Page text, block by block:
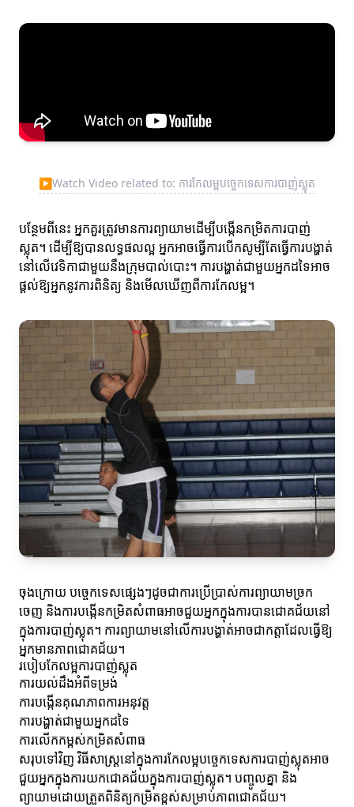
▶Watch Video related to: ការកែលម្អបច្ចេកទេសការបាញ់ស្លុត
បន្ថែមពីនេះ អ្នកគួរត្រូវមានការព្យាយាមដើម្បីបង្កើនកម្រិតការបាញ់
ស្លុត។ ដើម្បីឱ្យបានលទ្ធផលល្អ អ្នកអាចធ្វើការបើកសូម្បីតែធ្វើការបង្ហាត់
នៅលើវេទិកាជាមួយនឹងក្រុមបាល់បោះ។ ការបង្ហាត់ជាមួយអ្នកដទៃអាច
ផ្តល់ឱ្យអ្នកនូវការពិនិត្យ និងមើលឃើញពីការកែលម្អ។
ចុងក្រោយ បច្ចេកទេសផ្សេងៗដូចជាការប្រើប្រាស់ការព្យាយាមច្រក
ចេញ និងការបង្កើនកម្រិតសំពាធអាចជួយអ្នកក្នុងការបានជោគជ័យនៅ
ក្នុងការបាញ់ស្លុត។ ការព្យាយាមនៅលើការបង្ហាត់អាចជា​កត្តាដែលធ្វើឱ្យ
អ្នកមានភាពជោគជ័យ។
របៀបកែលម្អការបាញ់ស្លុត
ការយល់ដឹងអំពីទម្រង់
ការបង្កើនគុណភាពការអនុវត្ត
ការបង្ហាត់ជាមួយអ្នកដទៃ
ការលើកកម្ពស់កម្រិតសំពាធ
សរុបទៅវិញ វិធីសាស្ត្រនៅក្នុងការកែលម្អបច្ចេកទេសការបាញ់ស្លុតអាច
ជួយអ្នកក្នុងការយកជោគជ័យក្នុងការបាញ់ស្លុត។ បញ្ចូលគ្នា និង
ព្យាយាមដោយត្រួតពិនិត្យកម្រិតខ្ពស់សម្រាប់ភាពជោគជ័យ។